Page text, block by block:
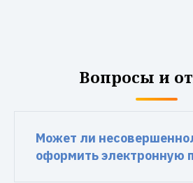
Вопросы и
Может ли
оформить электронную